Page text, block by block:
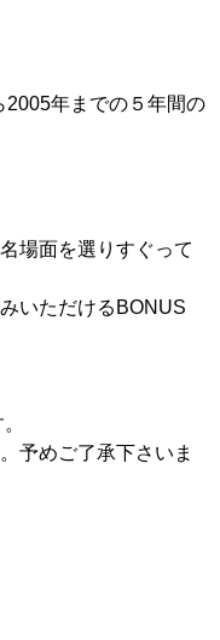
年までの５年間の
場面を選りすぐって
いただけるBONUS
予めご了承下さいま